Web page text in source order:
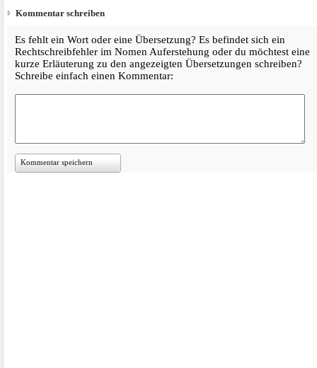
Kommentar schreiben
Es fehlt ein Wort oder eine Übersetzung? Es befindet sich ein
Rechtschreibfehler im Nomen Auferstehung oder du möchtest eine
kurze Erläuterung zu den angezeigten Übersetzungen schreiben?
Schreibe einfach einen Kommentar:
Kommentar speichern